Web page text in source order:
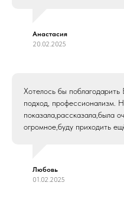
Анастасия
20.02.2025
Хотелось бы поблагодарить
подход, профессионализм.
показала,рассказала,была
огромное,буду приходить
Любовь
01.02.2025
Российской Федерации
Федеральный Фонд ОМС
Правовая информация
Карта сайта